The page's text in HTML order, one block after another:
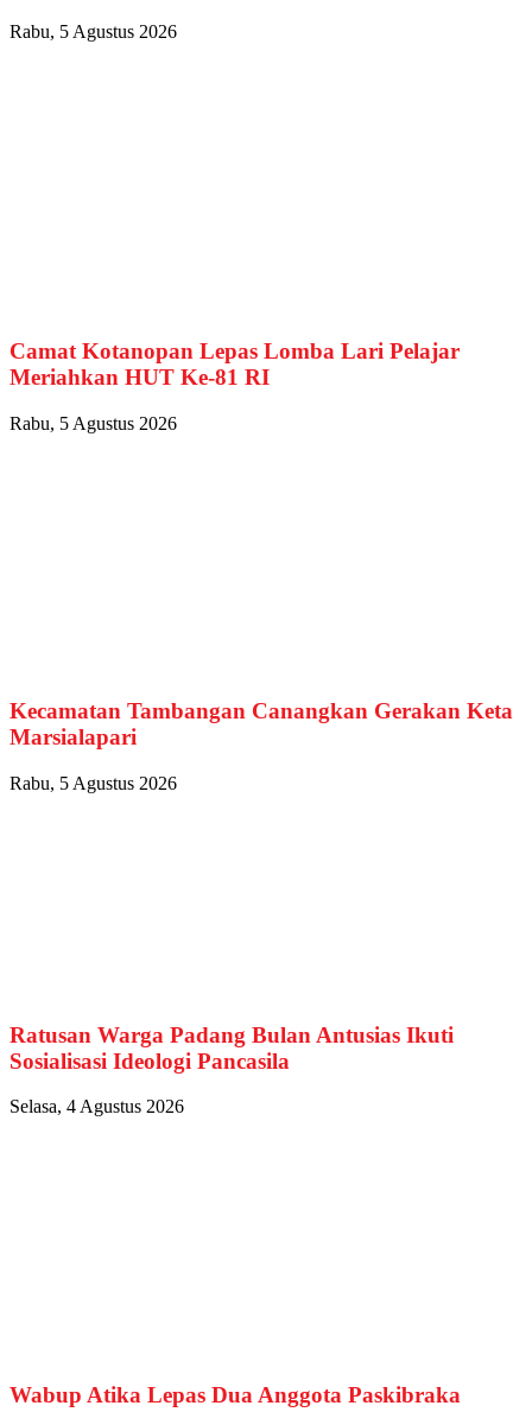
Rabu, 5 Agustus 2026
Camat Kotanopan Lepas Lomba Lari Pelajar
Meriahkan HUT Ke-81 RI
Rabu, 5 Agustus 2026
Kecamatan Tambangan Canangkan Gerakan Keta
Marsialapari
Rabu, 5 Agustus 2026
Ratusan Warga Padang Bulan Antusias Ikuti
Sosialisasi Ideologi Pancasila
Selasa, 4 Agustus 2026
Wabup Atika Lepas Dua Anggota Paskibraka